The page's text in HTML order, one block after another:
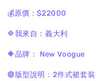
💰原價：$22000
🔷我來自：義大利
🔶品牌： New Voogue
🟣版型說明：2件式裙套裝